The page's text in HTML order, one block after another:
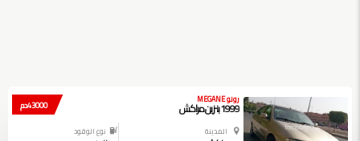
43000 دم رونو MEGANE
1999 بنزين مراكش
المدينة نوع الوقود